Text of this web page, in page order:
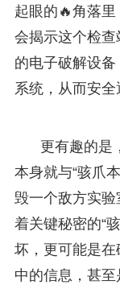
起眼的🔥角落
会揭示这个检
的电子破解设
系统，从而安全
更有趣的是
本身就与“骇爪
毁一个敌方实
着关键秘密的“
坏，更可能是
中的信息，甚至